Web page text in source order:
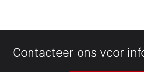
Contacteer ons voor